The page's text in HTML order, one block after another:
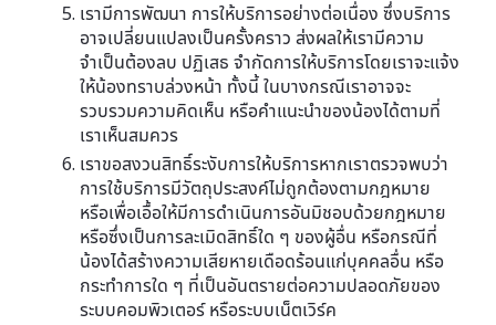
เรามีการพัฒนา การให้บริการอย่างต่อเนื่อง ซึ่งบริการ
อาจเปลี่ยนแปลงเป็นครั้งคราว ส่งผลให้เรามีความ
จำเป็นต้องลบ ปฏิเสธ จำกัดการให้บริการโดยเราจะแจ้ง
ให้น้องทราบล่วงหน้า ทั้งนี้ ในบางกรณีเราอาจจะ
รวบรวมความคิดเห็น หรือคำแนะนำของน้องได้ตามที่
เราเห็นสมควร
เราขอสงวนสิทธิ์ระงับการให้บริการหากเราตรวจพบว่า
การใช้บริการมีวัตถุประสงค์ไม่ถูกต้องตามกฎหมาย
หรือเพื่อเอื้อให้มีการดำเนินการอันมิชอบด้วยกฎหมาย
หรือซึ่งเป็นการละเมิดสิทธิ์ใด ๆ ของผู้อื่น หรือกรณีที่
น้องได้สร้างความเสียหายเดือดร้อนแก่บุคคลอื่น หรือ
กระทำการใด ๆ ที่เป็นอันตรายต่อความปลอดภัยของ
ระบบคอมพิวเตอร์ หรือระบบเน็ตเวิร์ค